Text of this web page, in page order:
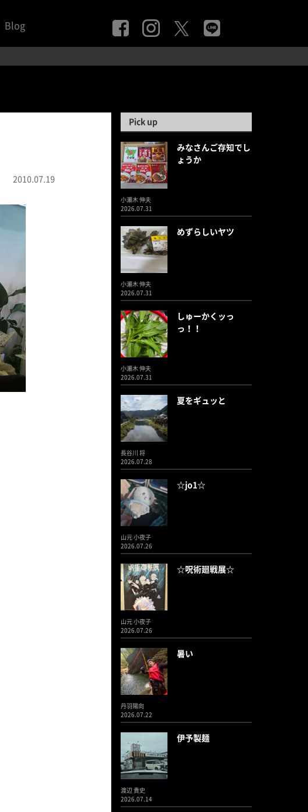
Blog
2010.07.19
Pick up
みなさんご存知でし
ょうか
小瀬木 伸夫
2026.07.31
めずらしいヤツ
小瀬木 伸夫
2026.07.31
しゅーかくッっ
っ！！
小瀬木 伸夫
2026.07.31
夏をギュッと
長谷川 将
2026.07.28
☆jo1☆
山元 小夜子
2026.07.26
☆呪術廻戦展☆
山元 小夜子
2026.07.26
暑い
丹羽陽向
2026.07.22
伊予製麺
渡辺 貴史
2026.07.14